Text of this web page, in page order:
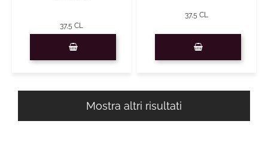
37,5 CL
37,5 CL
Mostra altri risultati